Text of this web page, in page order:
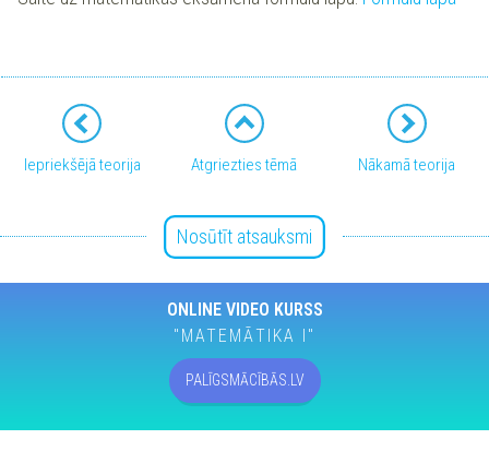
Iepriekšējā teorija Atgriezties tēmā Nākamā teorija
Nosūtīt atsauksmi
ONLINE VIDEO KURSS
"MATEMĀTIKA I"
PALĪGSMĀCĪBĀS.LV